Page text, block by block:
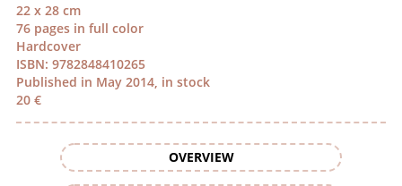
22 x 28 cm
76 pages in full color
Hardcover
ISBN: 9782848410265
Published in May 2014, in stock
20 €
OVERVIEW